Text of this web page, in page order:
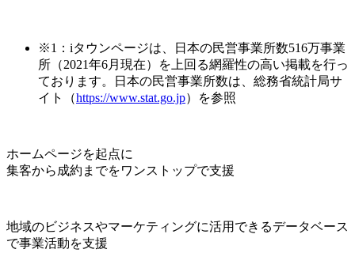
※1：iタウンページは、日本の民営事業所数516万事業
所（2021年6月現在）を上回る網羅性の高い掲載を行っ
ております。日本の民営事業所数は、総務省統計局サ
イト（https://www.stat.go.jp）を参照
ホームページを起点に
集客から成約までをワンストップで支援
地域のビジネスやマーケティングに活用できるデータベース
で事業活動を支援